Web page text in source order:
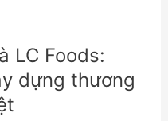
LC Foods:
dựng thương